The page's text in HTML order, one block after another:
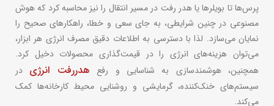
پرس‌ها تا بویلرها یا هدر رفت در مسیر انتقال را نیز محاسبه کرد که هوش
مصنوعی در چنین شرایطی، به جای سعی و خطا، راهکارهای صحیح را
نمایان می‌سازد. لذا با دسترسی به اطلاعات دقیق مصرف انرژی هر ابزار،
می‌توان هزینه‌های انرژی را در قیمت‌گذاری محصولات دخیل کرد.
همچنین، هوشمندسازی به شناسایی و رفع هدررفت انرژی در
سیستم‌های خنک‌کننده، گرمایشی و روشنایی محیط کارخانه‌ها کمک
می‌کند.